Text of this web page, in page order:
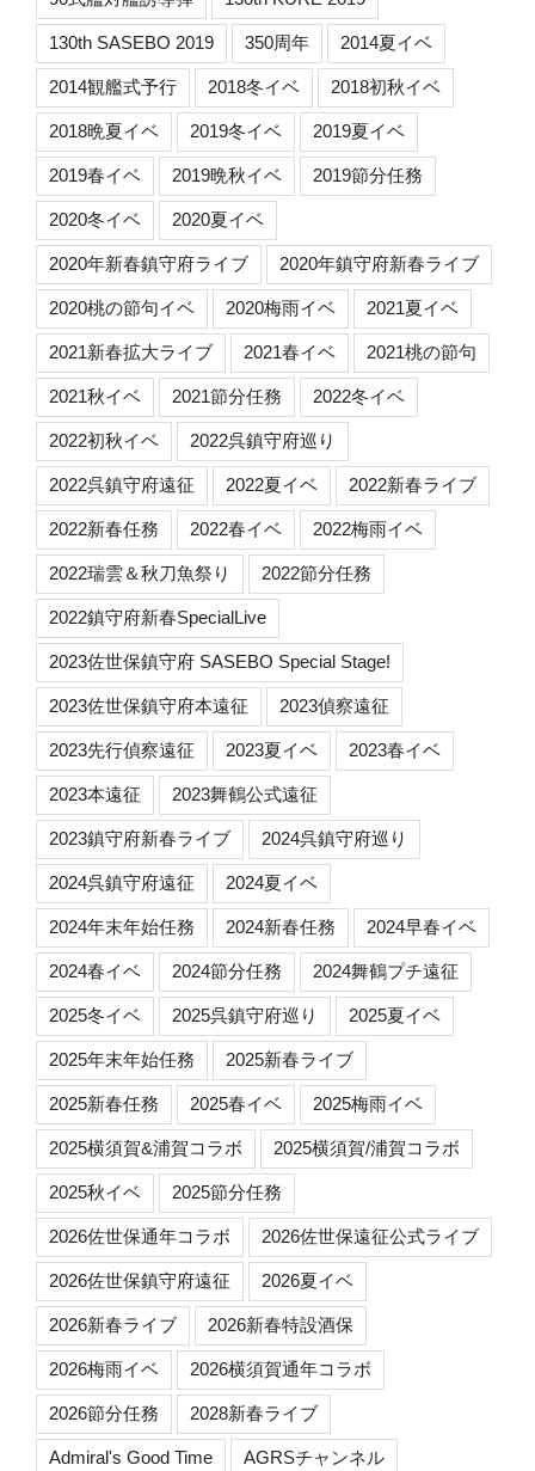
130th SASEBO 2019 350周年 2014夏イベ
2014観艦式予行 2018冬イベ 2018初秋イベ
2018晩夏イベ 2019冬イベ 2019夏イベ
2019春イベ 2019晩秋イベ 2019節分任務
2020冬イベ 2020夏イベ
2020年新春鎮守府ライブ 2020年鎮守府新春ライブ
2020桃の節句イベ 2020梅雨イベ 2021夏イベ
2021新春拡大ライブ 2021春イベ 2021桃の節句
2021秋イベ 2021節分任務 2022冬イベ
2022初秋イベ 2022呉鎮守府巡り
2022呉鎮守府遠征 2022夏イベ 2022新春ライブ
2022新春任務 2022春イベ 2022梅雨イベ
2022瑞雲＆秋刀魚祭り 2022節分任務
2022鎮守府新春SpecialLive
2023佐世保鎮守府 SASEBO Special Stage!
2023佐世保鎮守府本遠征 2023偵察遠征
2023先行偵察遠征 2023夏イベ 2023春イベ
2023本遠征 2023舞鶴公式遠征
2023鎮守府新春ライブ 2024呉鎮守府巡り
2024呉鎮守府遠征 2024夏イベ
2024年末年始任務 2024新春任務 2024早春イベ
2024春イベ 2024節分任務 2024舞鶴プチ遠征
2025冬イベ 2025呉鎮守府巡り 2025夏イベ
2025年末年始任務 2025新春ライブ
2025新春任務 2025春イベ 2025梅雨イベ
2025横須賀&浦賀コラボ 2025横須賀/浦賀コラボ
2025秋イベ 2025節分任務
2026佐世保通年コラボ 2026佐世保遠征公式ライブ
2026佐世保鎮守府遠征 2026夏イベ
2026新春ライブ 2026新春特設酒保
2026梅雨イベ 2026横須賀通年コラボ
2026節分任務 2028新春ライブ
Admiral's Good Time AGRSチャンネル